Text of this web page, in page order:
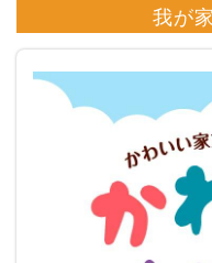
我が